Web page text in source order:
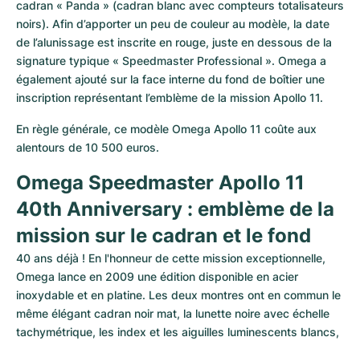
cadran « Panda » (cadran blanc avec compteurs totalisateurs
noirs). Afin d’apporter un peu de couleur au modèle, la date
de l’alunissage est inscrite en rouge, juste en dessous de la
signature typique « Speedmaster Professional ». Omega a
également ajouté sur la face interne du fond de boîtier une
inscription représentant l’emblème de la mission Apollo 11.
En règle générale, ce modèle Omega Apollo 11 coûte aux
alentours de 10 500 euros.
Omega Speedmaster Apollo 11
40th Anniversary : emblème de la
mission sur le cadran et le fond
40 ans déjà ! En l'honneur de cette mission exceptionnelle,
Omega lance en 2009 une édition disponible en acier
inoxydable et en platine. Les deux montres ont en commun le
même élégant cadran noir mat, la lunette noire avec échelle
tachymétrique, les index et les aiguilles luminescents blancs,